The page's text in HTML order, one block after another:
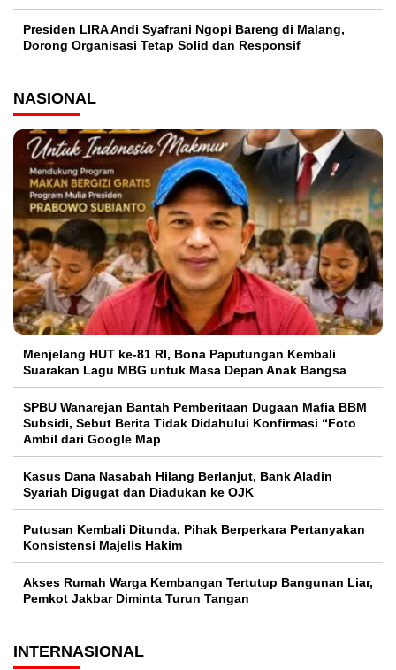
Presiden LIRA Andi Syafrani Ngopi Bareng di Malang,
Dorong Organisasi Tetap Solid dan Responsif
NASIONAL
Menjelang HUT ke-81 RI, Bona Paputungan Kembali
Suarakan Lagu MBG untuk Masa Depan Anak Bangsa
SPBU Wanarejan Bantah Pemberitaan Dugaan Mafia BBM
Subsidi, Sebut Berita Tidak Didahului Konfirmasi “Foto
Ambil dari Google Map
Kasus Dana Nasabah Hilang Berlanjut, Bank Aladin
Syariah Digugat dan Diadukan ke OJK
Putusan Kembali Ditunda, Pihak Berperkara Pertanyakan
Konsistensi Majelis Hakim
Akses Rumah Warga Kembangan Tertutup Bangunan Liar,
Pemkot Jakbar Diminta Turun Tangan
INTERNASIONAL